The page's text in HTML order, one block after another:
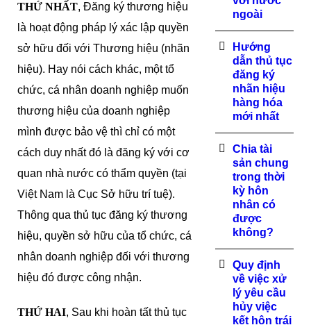
THỨ NHẤT, Đăng ký thương hiệu
là hoạt động pháp lý xác lập quyền
sở hữu đối với Thương hiệu (nhãn
hiệu). Hay nói cách khác, một tổ
chức, cá nhân doanh nghiệp muốn
thương hiệu của doanh nghiệp
mình được bảo vệ thì chỉ có một
cách duy nhất đó là đăng ký với cơ
quan nhà nước có thẩm quyền (tại
Việt Nam là Cục Sở hữu trí tuệ).
Thông qua thủ tục đăng ký thương
hiệu, quyền sở hữu của tổ chức, cá
nhân doanh nghiệp đối với thương
hiệu đó được công nhận.
THỨ HAI, Sau khi hoàn tất thủ tục
ngoài
Hướng
dẫn thủ tục
đăng ký
nhãn hiệu
hàng hóa
mới nhất
Chia tài
sản chung
trong thời
kỳ hôn
nhân có
được
không?
Quy định
về việc xử
lý yêu cầu
hủy việc
kết hôn trái